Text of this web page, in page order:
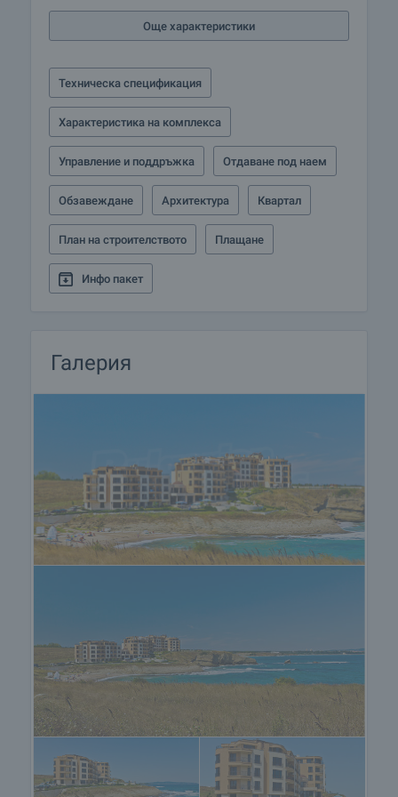
и отдаване под наем на имотите на хотелски
Още характеристики
Техническа спецификация
Характеристика на комплекса
Управление и поддръжка Отдаване под наем
Обзавеждане Архитектура Квартал
План на строителството Плащане
Инфо пакет
Галерия